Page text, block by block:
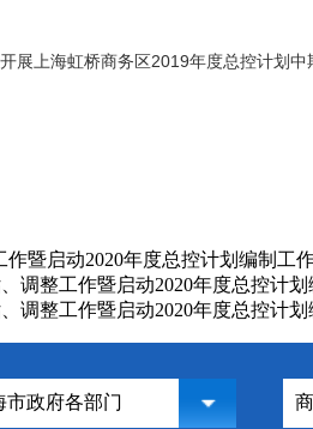
展上海虹桥商务区2019年度总控计划
暨启动2020年度总控计划编制工
调整工作暨启动2020年度总控计
调整工作暨启动2020年度总控计